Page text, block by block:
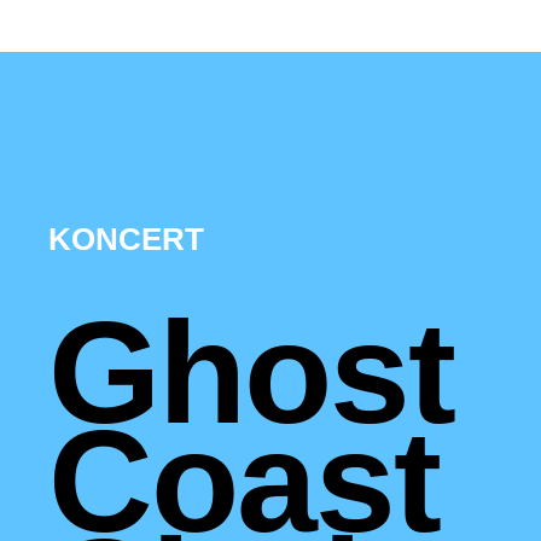
KONCERT
Ghost
Coast